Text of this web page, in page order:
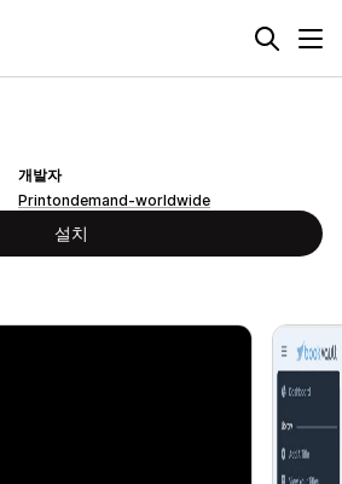
개발자
Printondemand-worldwide
설치